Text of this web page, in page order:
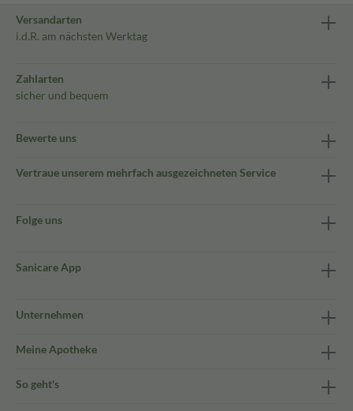
Versandarten
i.d.R. am nächsten Werktag
Zahlarten
sicher und bequem
Bewerte uns
Vertraue unserem mehrfach ausgezeichneten Service
Folge uns
Sanicare App
Unternehmen
Meine Apotheke
So geht's